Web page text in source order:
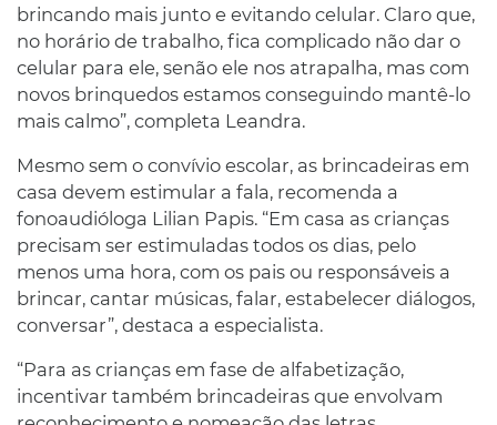
brincando mais junto e evitando celular. Claro que,
no horário de trabalho, fica complicado não dar o
celular para ele, senão ele nos atrapalha, mas com
novos brinquedos estamos conseguindo mantê-lo
mais calmo”, completa Leandra.
Mesmo sem o convívio escolar, as brincadeiras em
casa devem estimular a fala, recomenda a
fonoaudióloga Lilian Papis. “Em casa as crianças
precisam ser estimuladas todos os dias, pelo
menos uma hora, com os pais ou responsáveis a
brincar, cantar músicas, falar, estabelecer diálogos,
conversar”, destaca a especialista.
“Para as crianças em fase de alfabetização,
incentivar também brincadeiras que envolvam